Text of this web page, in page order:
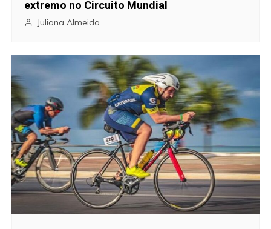
P
o
s
t
extremo no Circuito Mundial
Juliana Almeida